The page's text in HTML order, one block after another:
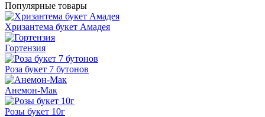
Популярные товары
Хризантема букет Амадея
Гортензия
Роза букет 7 бутонов
Анемон-Мак
Розы букет 10г